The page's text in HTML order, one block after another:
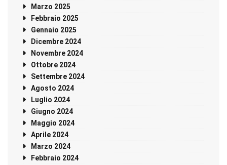
Marzo 2025
Febbraio 2025
Gennaio 2025
Dicembre 2024
Novembre 2024
Ottobre 2024
Settembre 2024
Agosto 2024
Luglio 2024
Giugno 2024
Maggio 2024
Aprile 2024
Marzo 2024
Febbraio 2024